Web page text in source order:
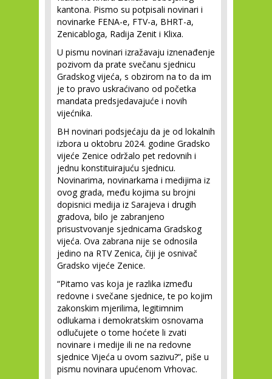
kantona. Pismo su potpisali novinari i
novinarke FENA-e, FTV-a, BHRT-a,
Zenicabloga, Radija Zenit i Klixa.
U pismu novinari izražavaju iznenađenje
pozivom da prate svečanu sjednicu
Gradskog vijeća, s obzirom na to da im
je to pravo uskraćivano od početka
mandata predsjedavajuće i novih
vijećnika.
BH novinari podsjećaju da je od lokalnih
izbora u oktobru 2024. godine Gradsko
vijeće Zenice održalo pet redovnih i
jednu konstituirajuću sjednicu.
Novinarima, novinarkama i medijima iz
ovog grada, među kojima su brojni
dopisnici medija iz Sarajeva i drugih
gradova, bilo je zabranjeno
prisustvovanje sjednicama Gradskog
vijeća. Ova zabrana nije se odnosila
jedino na RTV Zenica, čiji je osnivač
Gradsko vijeće Zenice.
“Pitamo vas koja je razlika između
redovne i svečane sjednice, te po kojim
zakonskim mjerilima, legitimnim
odlukama i demokratskim osnovama
odlučujete o tome hoćete li zvati
novinare i medije ili ne na redovne
sjednice Vijeća u ovom sazivu?”, piše u
pismu novinara upućenom Vrhovac.